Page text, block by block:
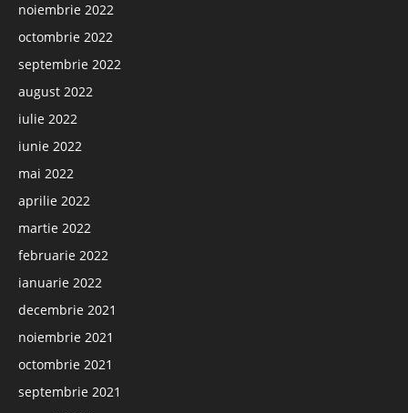
noiembrie 2022
octombrie 2022
septembrie 2022
august 2022
iulie 2022
iunie 2022
mai 2022
aprilie 2022
martie 2022
februarie 2022
ianuarie 2022
decembrie 2021
noiembrie 2021
octombrie 2021
septembrie 2021